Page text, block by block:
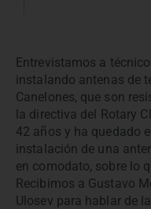
Entrevistamos a
instalando antenas de
Canelones, que son
la directiva del Rotary
42 años y ha quedado
instalación de una
en comodato, sobre lo
Recibimos a Gustavo
Ulosev para hablar de